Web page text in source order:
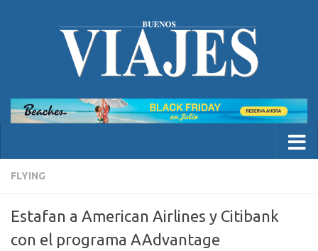
FLYING
Estafan a American Airlines y Citibank
con el programa AAdvantage